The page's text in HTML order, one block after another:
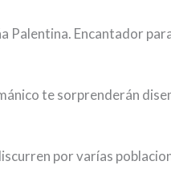
Encantador
te sorprenderán
por varías